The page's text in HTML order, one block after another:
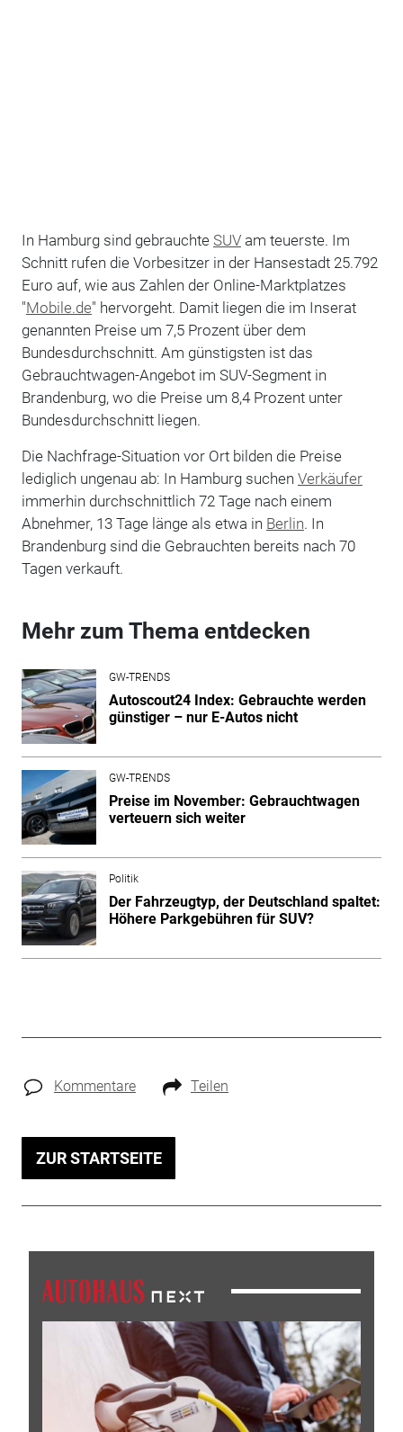
In Hamburg sind gebrauchte SUVam teuerste. Im
Schnitt rufen die Vorbesitzer in der Hansestadt 25.792
Euro auf, wie aus Zahlen der Online-Marktplatzes
"Mobile.de" hervorgeht. Damit liegen die im Inserat
genannten Preise um 7,5 Prozent über dem
Bundesdurchschnitt. Am günstigsten ist das
Gebrauchtwagen-Angebot im SUV-Segment in
Brandenburg, wo die Preise um 8,4 Prozent unter
Bundesdurchschnitt liegen.
Die Nachfrage-Situation vor Ort bilden die Preise
lediglich ungenau ab: In Hamburg suchen Verkäufer
immerhin durchschnittlich 72 Tage nach einem
Abnehmer, 13 Tage länge als etwa in Berlin. In
Brandenburg sind die Gebrauchten bereits nach 70
Tagen verkauft.
Mehr zum Thema entdecken
GW-TRENDS
Autoscout24 Index: Gebrauchte werden
günstiger – nur E-Autos nicht
GW-TRENDS
Preise im November: Gebrauchtwagen
verteuern sich weiter
Politik
Der Fahrzeugtyp, der Deutschland spaltet:
Höhere Parkgebühren für SUV?
Kommentare Teilen
ZUR STARTSEITE